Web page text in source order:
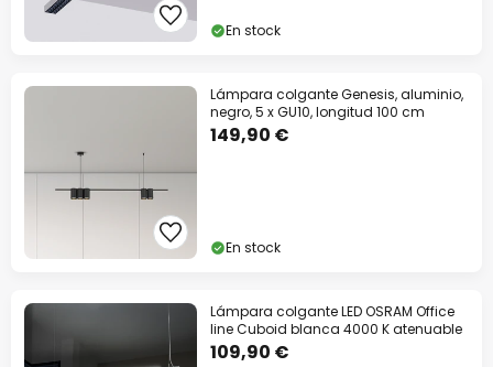
En stock
Lámpara colgante Genesis, aluminio,
negro, 5 x GU10, longitud 100 cm
149,90 €
En stock
Lámpara colgante LED OSRAM Office
line Cuboid blanca 4000 K atenuable
109,90 €